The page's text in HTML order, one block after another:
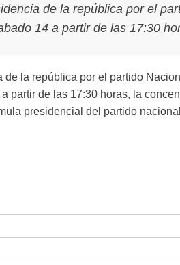
de la república por el
14 a partir de las 17:30
de la república por el partido
partir de las 17:30 horas, la
presidencial del partido